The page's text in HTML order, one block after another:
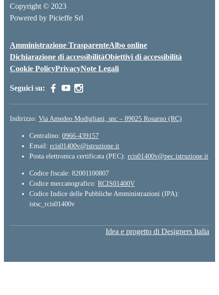
Copyright © 2023
Powered by Picieffe Srl
Amministrazione TrasparenteAlbo online
Dichiarazione di accessibilitàObiettivi di accessibilità
Cookie PolicyPrivacyNote Legali
Seguici su:
Indirizzo: Via Amedeo Modigliani, snc – 89025 Rosarno (RC)
Centralino: 0966-439157
Email: rcis01400v@istruzione.it
Posta elettronica certificata (PEC): rcis01400v@pec.istruzione.it
Codice fiscale: 82001100807
Codice meccanografico: RCIS01400V
Codice Indice delle Pubbliche Amministrazioni (IPA):
istsc_rcis01400v
Idea e progetto di Designers Italia